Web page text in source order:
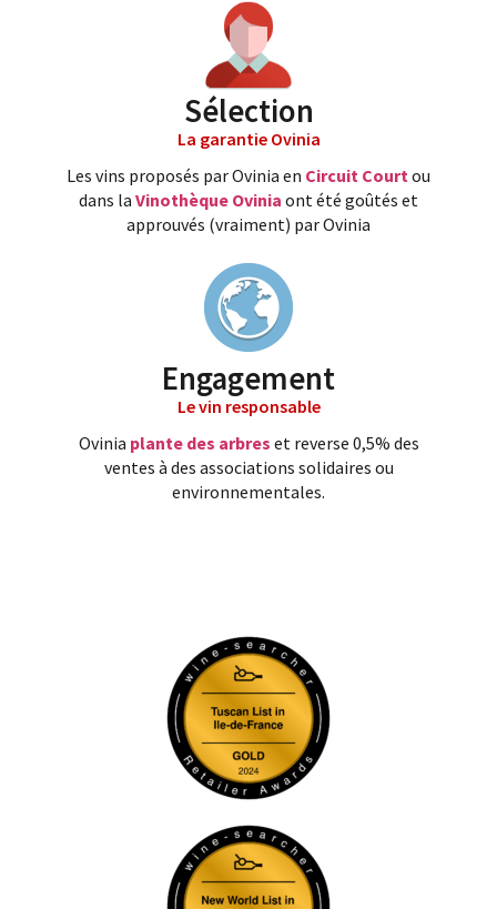
Sélection
La garantie Ovinia
Les vins proposés par Ovinia en Circuit Courtou
dans la Vinothèque Ovinia ont été goûtés et
approuvés (vraiment) par Ovinia
Engagement
Le vin responsable
Ovinia plante des arbres et reverse 0,5% des
ventes à des associations solidaires ou
environnementales.